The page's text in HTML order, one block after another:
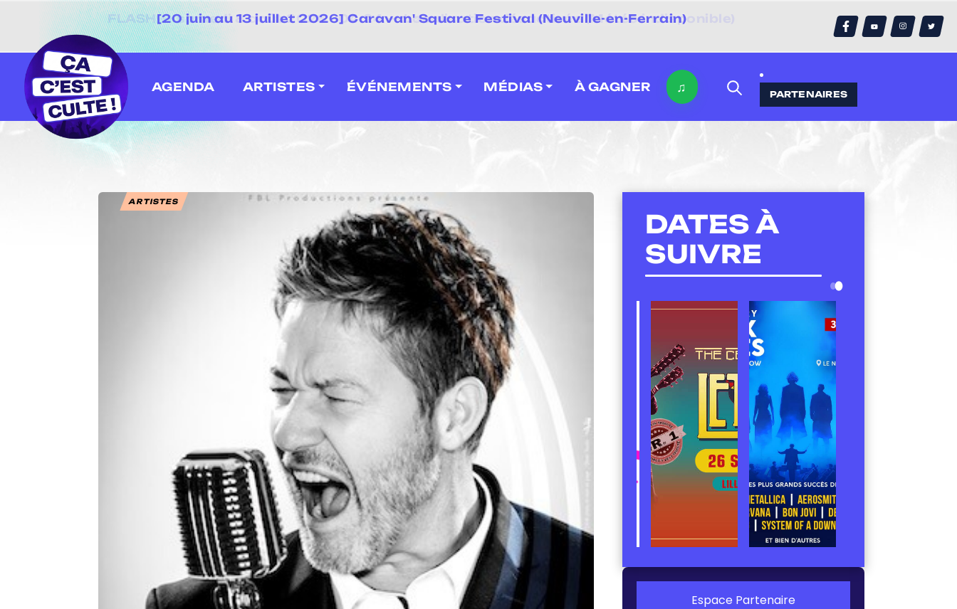
[20 juin au 13 juillet 2026] Caravan' Square Festival (Neuville-en-Ferrain)
AGENDA ARTISTES ÉVÉNEMENTS MÉDIAS À GAGNER ♫ PARTENAIRES
ARTISTES
DATES À
SUIVRE
Espace Partenaire